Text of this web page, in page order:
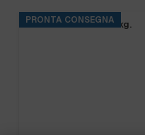
PRONTA CONSEGNA
BASE RINS S2 ta.5 kg.